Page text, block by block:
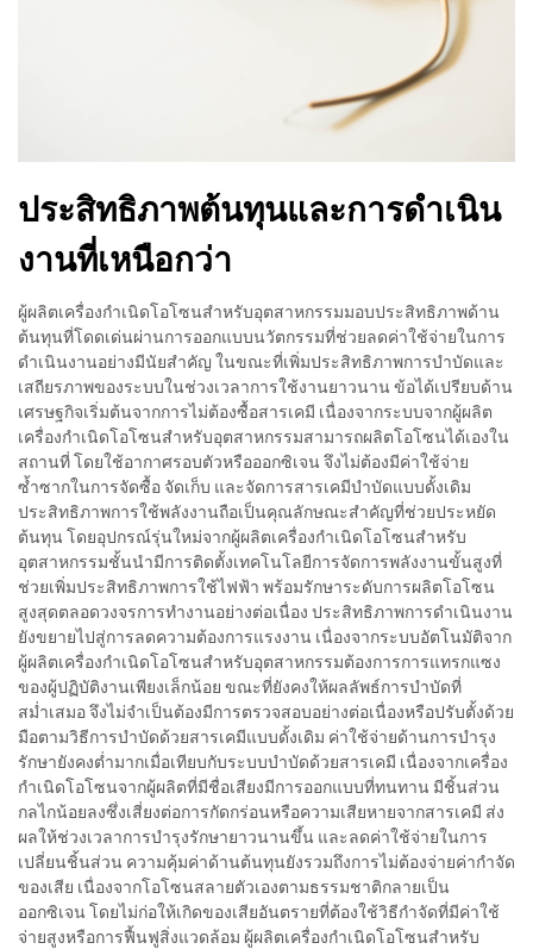
ประสิทธิภาพต้นทุนและการดำเนิน
งานที่เหนือกว่า
ผู้ผลิตเครื่องกำเนิดโอโซนสำหรับอุตสาหกรรมมอบประสิทธิภาพด้าน
ต้นทุนที่โดดเด่นผ่านการออกแบบนวัตกรรมที่ช่วยลดค่าใช้จ่ายในการ
ดำเนินงานอย่างมีนัยสำคัญ ในขณะที่เพิ่มประสิทธิภาพการบำบัดและ
เสถียรภาพของระบบในช่วงเวลาการใช้งานยาวนาน ข้อได้เปรียบด้าน
เศรษฐกิจเริ่มต้นจากการไม่ต้องซื้อสารเคมี เนื่องจากระบบจากผู้ผลิต
เครื่องกำเนิดโอโซนสำหรับอุตสาหกรรมสามารถผลิตโอโซนได้เองใน
สถานที่ โดยใช้อากาศรอบตัวหรือออกซิเจน จึงไม่ต้องมีค่าใช้จ่าย
ซ้ำซากในการจัดซื้อ จัดเก็บ และจัดการสารเคมีบำบัดแบบดั้งเดิม
ประสิทธิภาพการใช้พลังงานถือเป็นคุณลักษณะสำคัญที่ช่วยประหยัด
ต้นทุน โดยอุปกรณ์รุ่นใหม่จากผู้ผลิตเครื่องกำเนิดโอโซนสำหรับ
อุตสาหกรรมชั้นนำมีการติดตั้งเทคโนโลยีการจัดการพลังงานขั้นสูงที่
ช่วยเพิ่มประสิทธิภาพการใช้ไฟฟ้า พร้อมรักษาระดับการผลิตโอโซน
สูงสุดตลอดวงจรการทำงานอย่างต่อเนื่อง ประสิทธิภาพการดำเนินงาน
ยังขยายไปสู่การลดความต้องการแรงงาน เนื่องจากระบบอัตโนมัติจาก
ผู้ผลิตเครื่องกำเนิดโอโซนสำหรับอุตสาหกรรมต้องการการแทรกแซง
ของผู้ปฏิบัติงานเพียงเล็กน้อย ขณะที่ยังคงให้ผลลัพธ์การบำบัดที่
สม่ำเสมอ จึงไม่จำเป็นต้องมีการตรวจสอบอย่างต่อเนื่องหรือปรับตั้งด้วย
มือตามวิธีการบำบัดด้วยสารเคมีแบบดั้งเดิม ค่าใช้จ่ายด้านการบำรุง
รักษายังคงต่ำมากเมื่อเทียบกับระบบบำบัดด้วยสารเคมี เนื่องจากเครื่อง
กำเนิดโอโซนจากผู้ผลิตที่มีชื่อเสียงมีการออกแบบที่ทนทาน มีชิ้นส่วน
กลไกน้อยลงซึ่งเสี่ยงต่อการกัดกร่อนหรือความเสียหายจากสารเคมี ส่ง
ผลให้ช่วงเวลาการบำรุงรักษายาวนานขึ้น และลดค่าใช้จ่ายในการ
เปลี่ยนชิ้นส่วน ความคุ้มค่าด้านต้นทุนยังรวมถึงการไม่ต้องจ่ายค่ากำจัด
ของเสีย เนื่องจากโอโซนสลายตัวเองตามธรรมชาติกลายเป็น
ออกซิเจน โดยไม่ก่อให้เกิดของเสียอันตรายที่ต้องใช้วิธีกำจัดที่มีค่าใช้
จ่ายสูงหรือการฟื้นฟูสิ่งแวดล้อม ผู้ผลิตเครื่องกำเนิดโอโซนสำหรับ